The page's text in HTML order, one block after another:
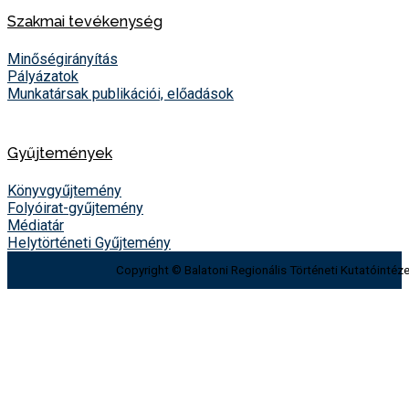
Szakmai tevékenység
Minőségirányítás
Pályázatok
Munkatársak publikációi, előadások
Gyűjtemények
Könyvgyűjtemény
Folyóirat-gyűjtemény
Médiatár
Helytörténeti Gyűjtemény
Copyright © Balatoni Regionális Történeti